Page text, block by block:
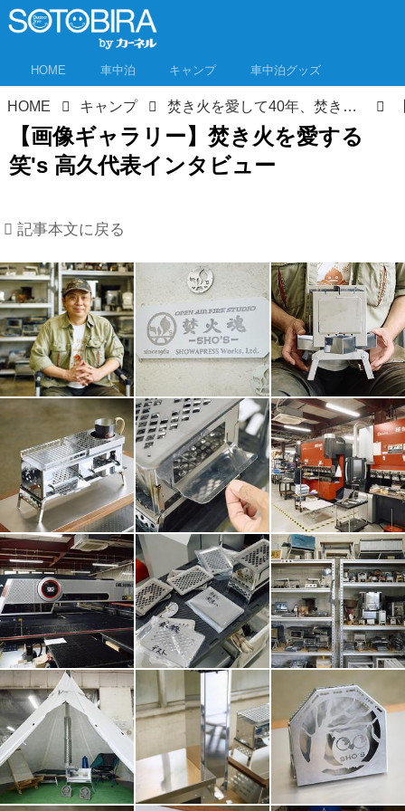
HOME 車中泊 キャンプ 車中泊グッズ
HOME キャンプ 焚き火を愛して40年、焚き火台開発は20年。「笑's」高久代表の“焚火魂”インタビュー 倒産寸前から人気キャンプギアブランドへ
【画像ギャラリー】焚き火を愛する
笑's 高久代表インタビュー
記事本文に戻る